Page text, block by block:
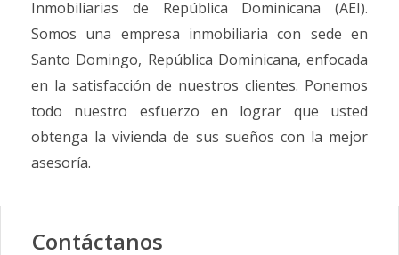
Inmobiliarias de República Dominicana (AEI).
Somos una empresa inmobiliaria con sede en
Santo Domingo, República Dominicana, enfocada
en la satisfacción de nuestros clientes. Ponemos
todo nuestro esfuerzo en lograr que usted
obtenga la vivienda de sus sueños con la mejor
asesoría.
Contáctanos